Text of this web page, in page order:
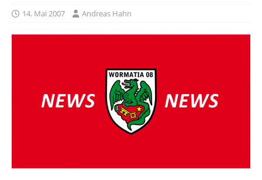
14. Mai 2007 Andreas Hahn